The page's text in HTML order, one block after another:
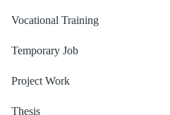
Vocational Training
Temporary Job
Project Work
Thesis